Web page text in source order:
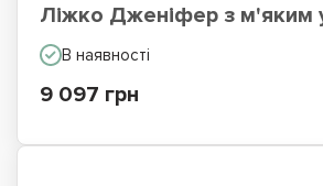
Ліжко Дженіфер з м'яким
В наявності
9 097 грн